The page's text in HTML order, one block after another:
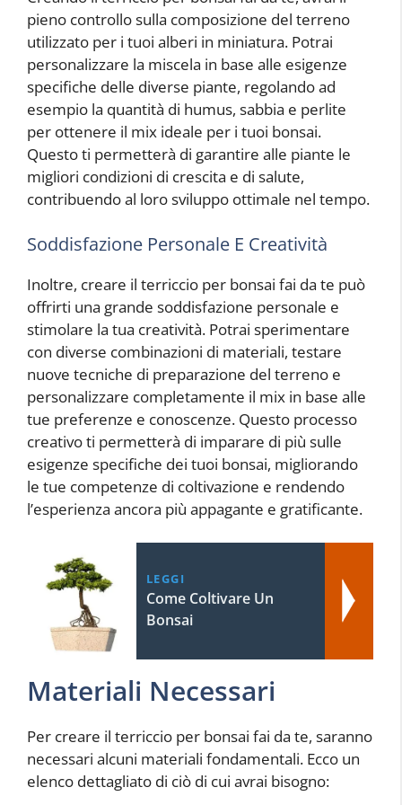
pieno controllo sulla composizione del terreno
utilizzato per i tuoi alberi in miniatura. Potrai
personalizzare la miscela in base alle esigenze
specifiche delle diverse piante, regolando ad
esempio la quantità di humus, sabbia e perlite
per ottenere il mix ideale per i tuoi bonsai.
Questo ti permetterà di garantire alle piante le
migliori condizioni di crescita e di salute,
contribuendo al loro sviluppo ottimale nel tempo.
Soddisfazione Personale E Creatività
Inoltre, creare il terriccio per bonsai fai da te può
offrirti una grande soddisfazione personale e
stimolare la tua creatività. Potrai sperimentare
con diverse combinazioni di materiali, testare
nuove tecniche di preparazione del terreno e
personalizzare completamente il mix in base alle
tue preferenze e conoscenze. Questo processo
creativo ti permetterà di imparare di più sulle
esigenze specifiche dei tuoi bonsai, migliorando
le tue competenze di coltivazione e rendendo
l’esperienza ancora più appagante e gratificante.
LEGGI
Come Coltivare Un
Bonsai
Materiali Necessari
Per creare il terriccio per bonsai fai da te, saranno
necessari alcuni materiali fondamentali. Ecco un
elenco dettagliato di ciò di cui avrai bisogno: